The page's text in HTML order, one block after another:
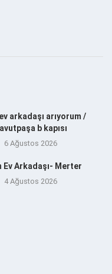
arkadaşı arıyorum /
b kapısı
6 Ağustos 2026
Ev Arkadaşı- Merter
4 Ağustos 2026